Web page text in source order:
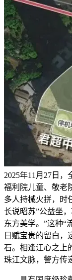
2025年11月27日
福利院儿童、敬老
多人持械火拼，时
长说昭苏”公益坐
东方美学。”这种“
日赋宝贵的留白，
石。相逢江心之上
珠江文脉，警方传